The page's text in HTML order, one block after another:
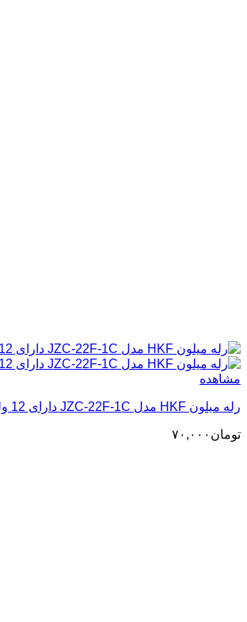
مشاهده
رله میلون HKF مدل JZC-22F-1C دارای 12 ولت 16 آمپر 5 پین
تومان ۷۰,۰۰۰